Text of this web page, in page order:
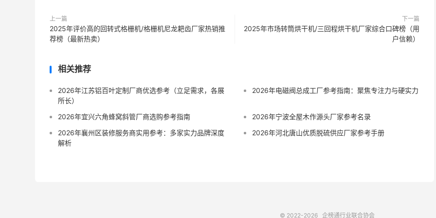
上一篇
2025年评价高的回转式格栅机/格栅机尼龙耙齿厂家热销推
荐榜（最新热卖）
下一篇
2025年市场转筒烘干机/三回程烘干机厂家综合口碑榜（用
户信赖）
相关推荐
2026年江苏铝百叶定制厂商优选参考（立足需求，各展
所长）
2026年电磁阀总成工厂参考指南：聚焦专注力与硬实力
2026年宜兴六角蜂窝斜管厂商选购参考指南
2026年宁波全屋木作源头厂家参考名录
2026年襄州区装修服务商实用参考：多家实力品牌深度
解析
2026年河北唐山优质脱硫供应厂家参考手册
© 2022-2026 企榜通行业联合协会